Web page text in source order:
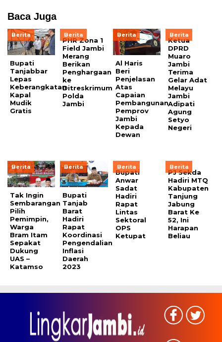
Baca Juga
Berita
Bupati
Tanjabbar
Lepas
Keberangkatan
Kapal
Mudik
Gratis
Berita
PHR Zona 1
Field Jambi
Merang
Berikan
Penghargaan
ke
Ditreskrimum
Polda
Jambi
Berita
Al Haris
Beri
Penjelasan
Atas
Capaian
Pembangunan
Pemprov
Jambi
Kepada
Dewan
Berita
Ketua
DPRD
Muaro
Jambi
Terima
Gelar Adat
Melayu
Jambi
Adipati
Agung
Setyo
Negeri
Berita
Tak Ingin
Sembarangan
Pilih
Pemimpin,
Warga
Bram Itam
Sepakat
Dukung
UAS –
Katamso
Berita
Bupati
Tanjab
Barat
Hadiri
Rapat
Koordinasi
Pengendalian
Inflasi
Daerah
2023
Berita
Bupati
Anwar
Sadat
Hadiri
Rapat
Lintas
Sektoral
OPS
Ketupat
Berita
PJ Sekda
Hadiri MTQ
Kabupaten
Tanjung
Jabung
Barat Ke
52, Ini
Harapan
Beliau